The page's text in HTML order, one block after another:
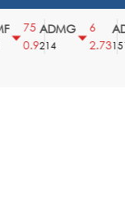
75
0.9
ADMG
214
2.731510